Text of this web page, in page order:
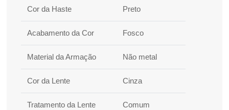
Cor da Haste Preto
Acabamento da Cor Fosco
Material da Armação Não metal
Cor da Lente Cinza
Tratamento da Lente Comum